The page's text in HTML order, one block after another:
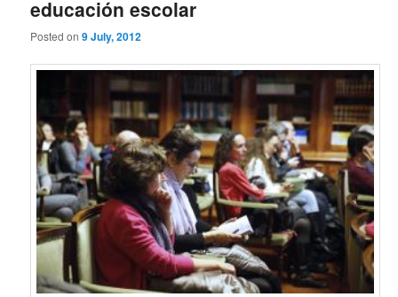
educación escolar
Posted on9 July, 2012